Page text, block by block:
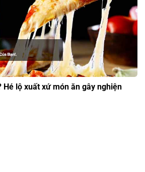
Hé lộ xuất xứ món ăn gây nghiện